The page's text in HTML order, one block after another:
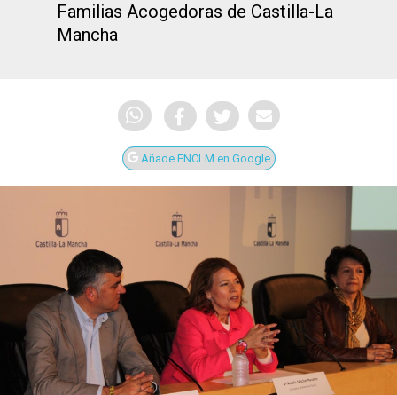
Familias Acogedoras de Castilla-La
Mancha
Añade ENCLM en Google